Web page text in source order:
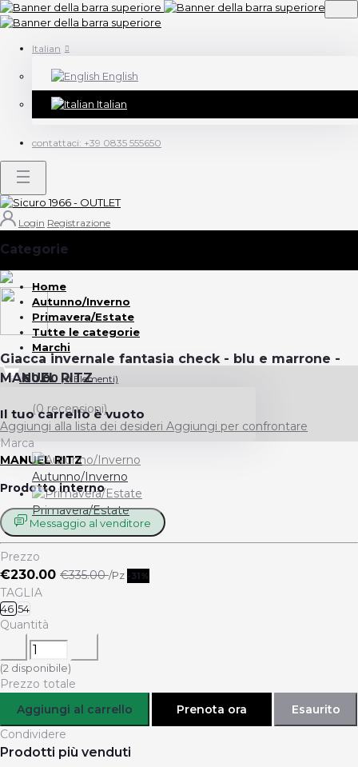
Italian
English
Italian
contattaci: +39 0835 555650
Login Registrazione
Categorie
Home
Autunno/Inverno
Primavera/Estate
Tutte le categorie
Marchi
€0.00 (0 Elementi)
Il tuo carrello è vuoto
Autunno/Inverno
Primavera/Estate
Giacca invernale fantasia check - blu e marrone -
MANUEL RITZ
(0 recensioni)
Aggiungi alla lista dei desideri Aggiungi per confrontare
Marca
MANUEL RITZ
Prodotto interno
Messaggio al venditore
Prezzo
€230.00 €335.00/Pz -31%
TAGLIA
4654
Quantità
(2 disponibile)
Prezzo totale
Aggiungi al carrello
Prenota ora
Esaurito
Condividere
Prodotti più venduti